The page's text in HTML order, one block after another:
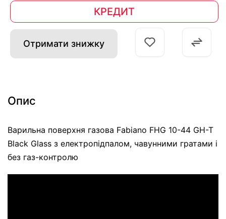
КРЕДИТ
Отримати знижку
Опис
Варильна поверхня газова Fabiano FHG 10-44 GH-T
Black Glass з електропідпалом, чавунними гратами і
без газ-контролю